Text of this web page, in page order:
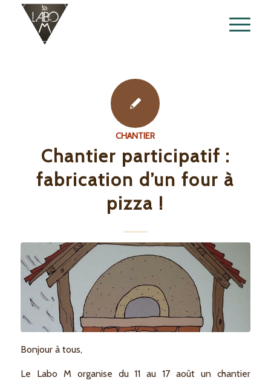
CHANTIER
Chantier participatif :
fabrication d’un four à
pizza !
Bonjour à tous,
Le Labo M organise du 11 au 17 août un chantier